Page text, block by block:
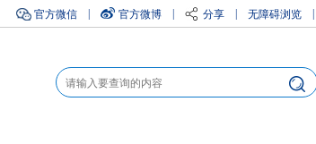
官方微信 官方微博 分享 无障碍浏览